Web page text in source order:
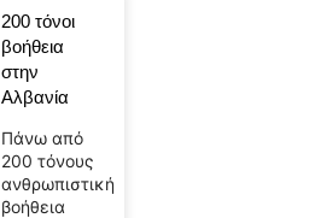
200 τόνοι
βοήθεια
στην
Αλβανία
Πάνω από
200 τόνους
ανθρωπιστική
βοήθεια